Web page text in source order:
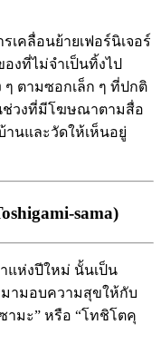
คลื่อนย้ายเฟอร์นิเจอร์
งที่ไม่จำเป็นทิ้งไป
ตามซอกเล็ก ๆ ที่ปกติ
ช่วงที่มีโฆษณาตามสื่อ
นและวัดให้เห็นอยู่
sama)
แห่งปีใหม่ นั้นเป็น
มามอบความสุขให้กับ
มะ” หรือ “โทชิโตคุ